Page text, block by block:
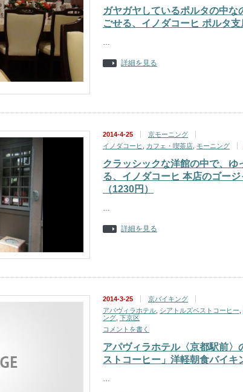
ガヤガヤしているポルタの中な
ごせる、イノダコーヒ ポルタ支
…
詳細を見る
2014-4-25
京モーニング
イノダコーヒ
カフェ・喫茶店 モーニング
クラッシックな洋館の中で、ゆ
る、イノダコーヒ 本店のゴー
（1230円）
…
詳細を見る
2014-3-25
京バイキング
アパヴィラホテル シアトルズベストコーヒー
ング 下京区
コメントを書く
アパヴィラホテル〈京都駅前〉
ストコーヒー」洋軽朝食バイキ
…